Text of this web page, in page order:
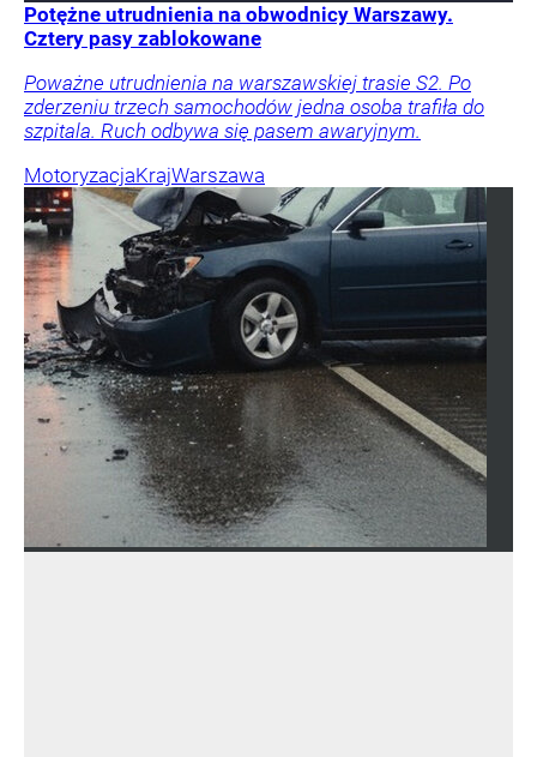
Potężne utrudnienia na obwodnicy Warszawy.
Cztery pasy zablokowane
Poważne utrudnienia na warszawskiej trasie S2. Po
zderzeniu trzech samochodów jedna osoba trafiła do
szpitala. Ruch odbywa się pasem awaryjnym.
MotoryzacjaKrajWarszawa